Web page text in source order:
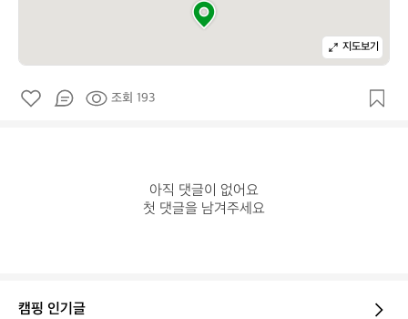
지도보기
조회 193
아직 댓글이 없어요
첫 댓글을 남겨주세요
캠핑 인기글